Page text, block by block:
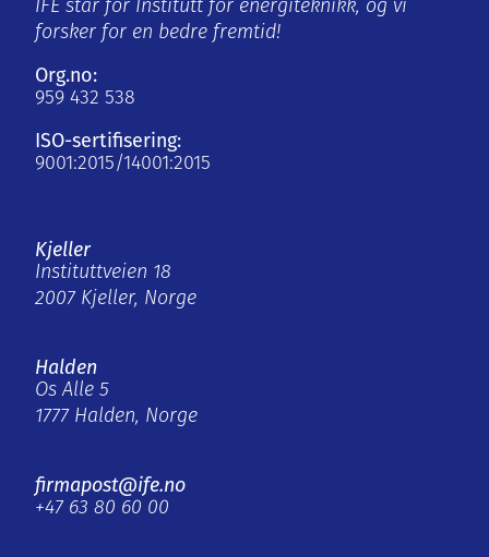
IFE står for Institutt for energiteknikk, og vi
forsker for en bedre fremtid!
Org.no:
959 432 538
ISO-sertifisering:
9001:2015/14001:2015
Kjeller
Instituttveien 18
2007 Kjeller, Norge
Halden
Os Alle 5
1777 Halden, Norge
firmapost@ife.no
+47 63 80 60 00